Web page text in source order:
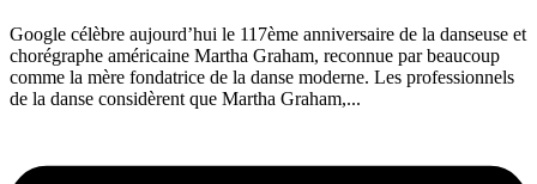
Google célèbre aujourd’hui le 117ème anniversaire de la danseuse et
chorégraphe américaine Martha Graham, reconnue par beaucoup
comme la mère fondatrice de la danse moderne. Les professionnels
de la danse considèrent que Martha Graham,...